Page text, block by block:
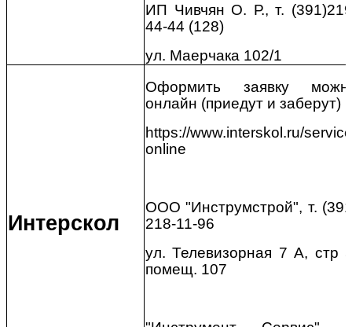
ИП Чивчян О. Р., т.
44-44 (128)
ул. Маерчака 102/1
Интерскол
Оформить заявку
онлайн (приедут и заберут)
https://www.interskol.ru/
online
ООО "Инструмстрой", т.
218-11-96
ул. Телевизорная 7 А, стр
помещ. 107